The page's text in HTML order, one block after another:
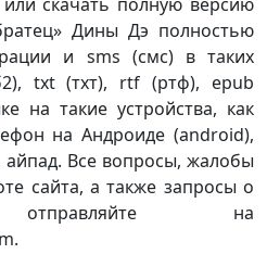
Дины Дэ полностью
и sms (смс) в таких
txt (тхт), rtf (ртф), epub
на такие устройства, как
на Андроиде (android),
Все вопросы, жалобы
сайта, а также запросы о
отправляйте на